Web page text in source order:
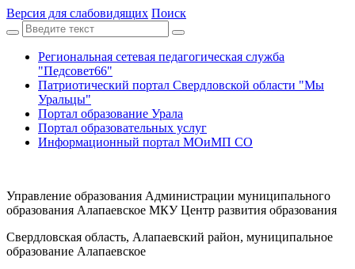
Версия для слабовидящих Поиск
Региональная сетевая педагогическая служба
"Педсовет66"
Патриотический портал Свердловской области "Мы
Уральцы"
Портал образование Урала
Портал образовательных услуг
Информационный портал МОиМП СО
Управление образования Администрации муниципального
образования Алапаевское МКУ Центр развития образования
Свердловская область, Алапаевский район, муниципальное
образование Алапаевское